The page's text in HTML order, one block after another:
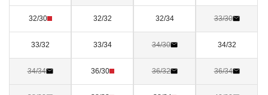
32/30 32/32 32/34 33/30
33/32 33/34 34/30 34/32
34/34 36/30 36/32 36/34